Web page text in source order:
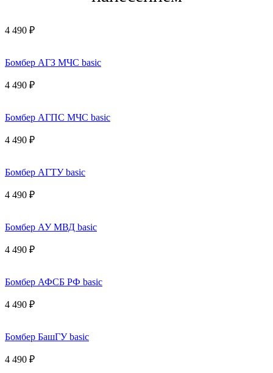
4 490 ₽
Бомбер АГЗ МЧС basic
4 490 ₽
Бомбер АГПС МЧС basic
4 490 ₽
Бомбер АГТУ basic
4 490 ₽
Бомбер АУ МВД basic
4 490 ₽
Бомбер АФСБ РФ basic
4 490 ₽
Бомбер БашГУ basic
4 490 ₽